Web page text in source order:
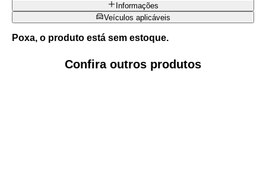
Informações
Veículos aplicáveis
Poxa, o produto está sem estoque.
Confira outros produtos